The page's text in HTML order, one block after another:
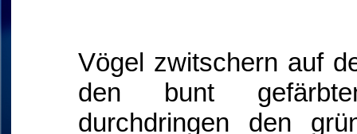
Vögel zwitschern auf
den bunt
durchdringen den